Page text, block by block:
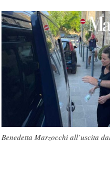
Benedetta Marzocchi all’uscita